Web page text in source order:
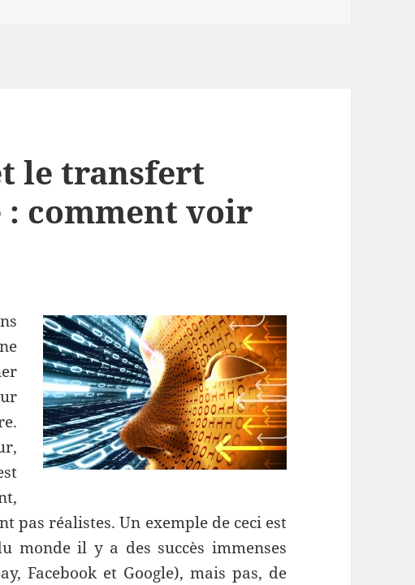
le transfert
comment voir
pas réalistes. Un exemple de ceci est
monde il y a des succès immenses
Facebook et Google), mais pas, de